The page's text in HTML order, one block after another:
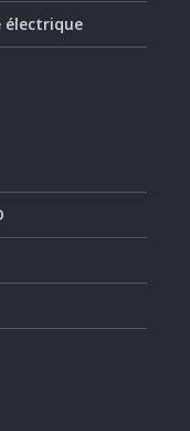
électrique